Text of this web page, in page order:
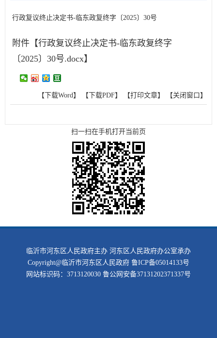
行政复议终止决定书-临东政复终字〔2025〕30号
附件【行政复议终止决定书-临东政复终字
〔2025〕30号.docx】
【下载Word】 【下载PDF】 【打印文章】 【关闭窗口】
扫一扫在手机打开当前页
临沂市河东区人民政府主办 河东区人民政府办公室承办
Copyright@临沂市河东区人民政府 鲁ICP备05014133号
网站标识码：3713120030 鲁公网安备37131202371337号